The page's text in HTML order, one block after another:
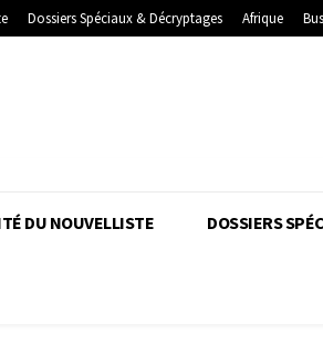
Dossiers Spéciaux & Décryptages Afrique
DU NOUVELLISTE DOSSIERS